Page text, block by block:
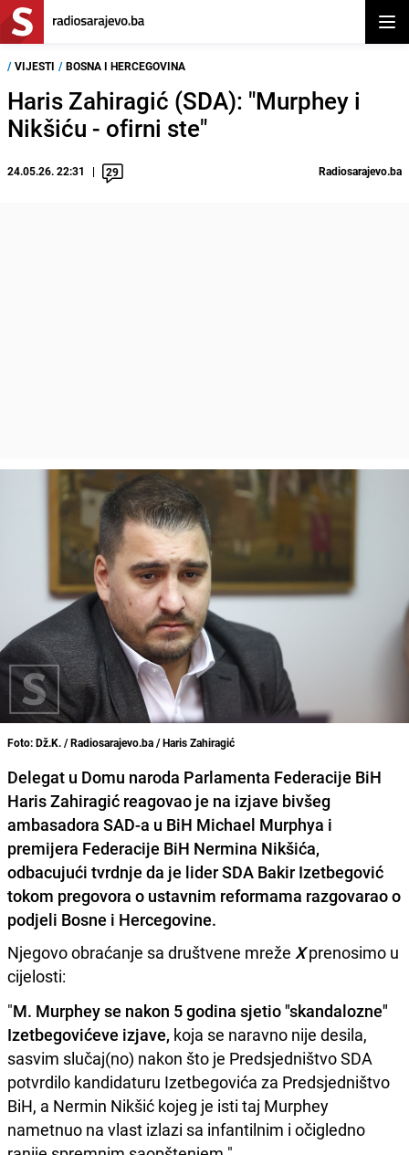
/ VIJESTI / BOSNA I HERCEGOVINA
Haris Zahiragić (SDA): "Murphey i
Nikšiću - ofirni ste"
24.05.26. 22:31 29 Radiosarajevo.ba
Foto: Dž.K. / Radiosarajevo.ba / Haris Zahiragić
Delegat u Domu naroda Parlamenta Federacije BiH
Haris Zahiragić reagovao je na izjave bivšeg
ambasadora SAD-a u BiH Michael Murphya i
premijera Federacije BiH Nermina Nikšića,
odbacujući tvrdnje da je lider SDA Bakir Izetbegović
tokom pregovora o ustavnim reformama razgovarao o
podjeli Bosne i Hercegovine.
Njegovo obraćanje sa društvene mreže X prenosimo u
cijelosti:
"M. Murphey se nakon 5 godina sjetio "skandalozne"
Izetbegovićeve izjave, koja se naravno nije desila,
sasvim slučaj(no) nakon što je Predsjedništvo SDA
potvrdilo kandidaturu Izetbegovića za Predsjedništvo
BiH, a Nermin Nikšić kojeg je isti taj Murphey
nametnuo na vlast izlazi sa infantilnim i očigledno